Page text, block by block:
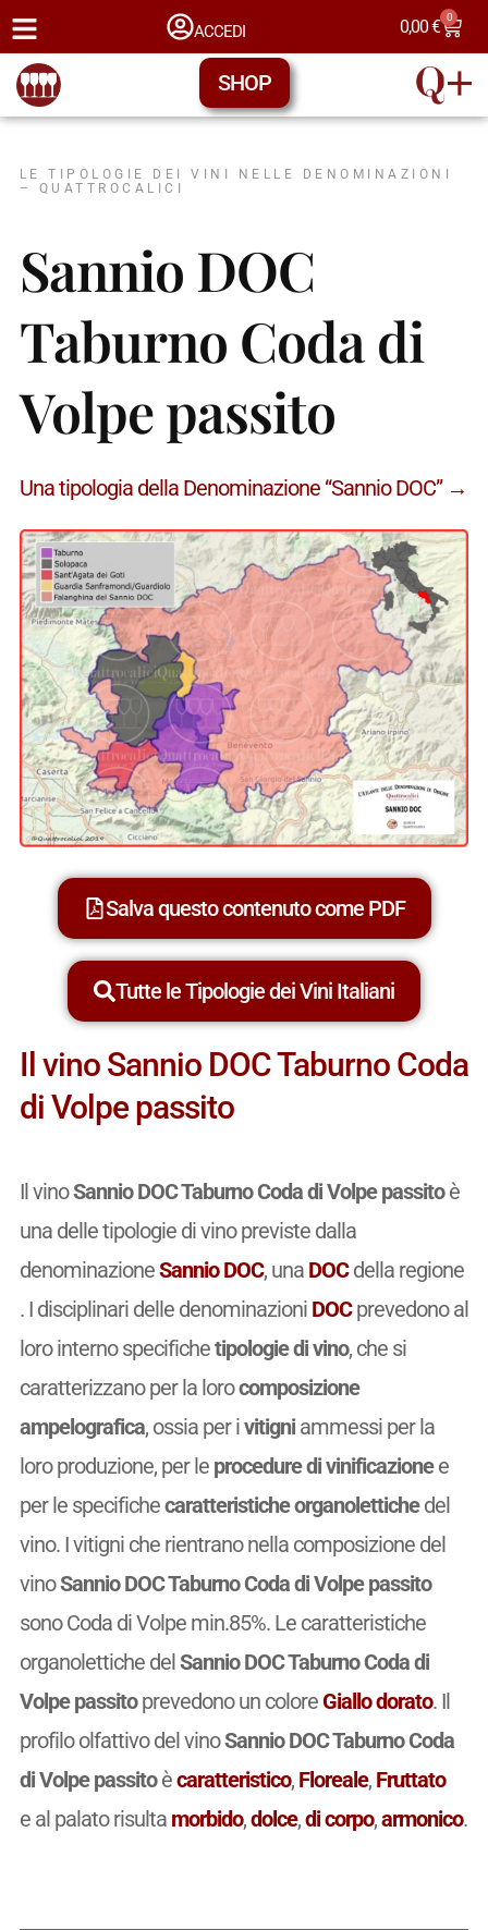
ACCEDI 0,00€ 0
SHOP
LE TIPOLOGIE DEI VINI NELLE DENOMINAZIONI
– QUATTROCALICI
Sannio DOC
Taburno Coda di
Volpe passito
Una tipologia della Denominazione “Sannio DOC” →
Salva questo contenuto come PDF
Tutte le Tipologie dei Vini Italiani
Il vino Sannio DOC Taburno Coda
di Volpe passito
Il vinoSannio DOC Taburno Coda di Volpe passitoè
una delle tipologie di vino previste dalla
denominazioneSannio DOC, una DOCdella regione
. I disciplinari delle denominazioni DOCprevedono al
loro interno specifichetipologie di vino, che si
caratterizzano per la lorocomposizione
ampelografica, ossia per ivitigniammessi per la
loro produzione, per le procedure di vinificazionee
per le specifichecaratteristiche organolettichedel
vino. I vitigni che rientrano nella composizione del
vinoSannio DOC Taburno Coda di Volpe passito
sono Coda di Volpe min.85%. Le caratteristiche
organolettiche delSannio DOC Taburno Coda di
Volpe passitoprevedono un colore Giallo dorato. Il
profilo olfattivo del vinoSannio DOC Taburno Coda
di Volpe passitoècaratteristico, Floreale, Fruttato
e al palato risulta morbido,dolce,di corpo,armonico.